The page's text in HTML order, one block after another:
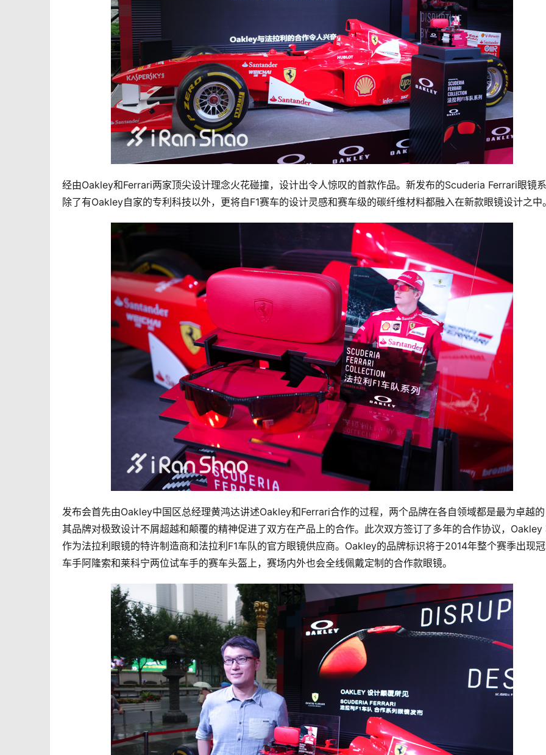
经由Oakley和Ferrari两家顶尖设计理念火花碰撞，设计出令人惊叹的首款作品。新发布的Scuderia Ferrari眼镜
除了有Oakley自家的专利科技以外，更将自F1赛车的设计灵感和赛车级的碳纤维材料都融入在新款眼镜设计之中。
发布会首先由Oakley中国区总经理黄鸿达讲述Oakley和Ferrari合作的过程，两个品牌在各自领域都是最为卓越的
其品牌对极致设计不屑超越和颠覆的精神促进了双方在产品上的合作。此次双方签订了多年的合作协议，Oakley
作为法拉利眼镜的特许制造商和法拉利F1车队的官方眼镜供应商。Oakley的品牌标识将于2014年整个赛季出现
车手阿隆索和莱科宁两位试车手的赛车头盔上，赛场内外也会全线佩戴定制的合作款眼镜。